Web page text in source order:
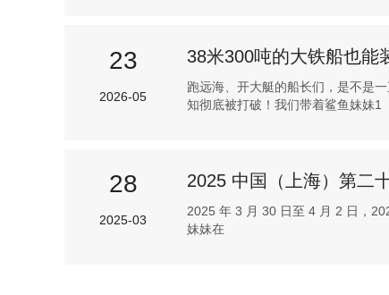
23
2026-05
38米300吨的大铁船也能
跑远海、开大艇的船长们，是不是
知彻底被打破！我们带着鲨鱼妹妹1
28
2025-03
2025 中国（上海）第二
2025 年 3 月 30 日至 4 月 2 日，
妹妹在